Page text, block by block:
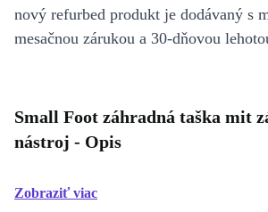
nový refurbed produkt je dodávaný s
mesačnou zárukou a 30-dňovou
Small Foot záhradná taška mit
nástroj - Opis
Zobraziť viac